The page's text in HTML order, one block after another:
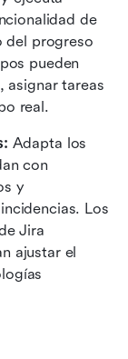
de
del progreso
pueden
asignar tareas
real.
Adapta los
con
y
Los
Jira
ajustar el